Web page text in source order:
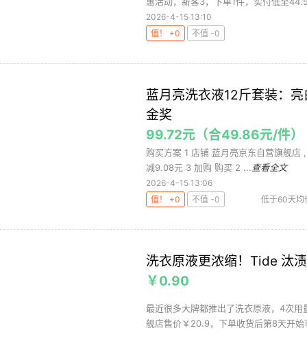
2026-4-15 13:10
值！ +0
不值 -0
蓝月亮洗衣液12斤套装：
金奖
99.72元（合49.86元/件）
购买方案 1 店铺 蓝月亮京东自营旗舰
减9.08元 3 加购 购买 2 ... 查看全文
2026-4-15 13:06
值！ +0
不值 -0 低于60天均
洗衣原液更浓缩！Tide 汰
￥0.90
最近很多大牌都推出了洗衣原液，4次
舰店售价￥20.9，下单收货后第8天开